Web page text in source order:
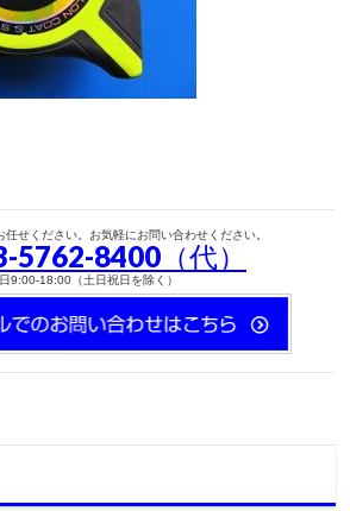
せください。お気軽にお問い合わせください。
5762-8400（代）
9:00-18:00（土日祝日を除く）